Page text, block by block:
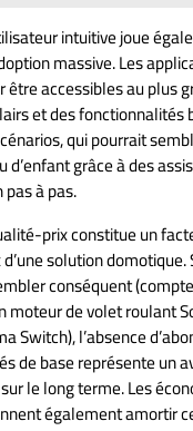
intuitive joue
massive. Les
être accessibles au plus
et des fonctionnalités
qui pourrait
d’enfant grâce à des
à pas.
prix constitue un
solution
conséquent
moteur de volet roulant
Switch), l’absence
de base représente un
le long terme. Les
également amortir